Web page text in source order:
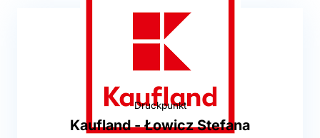
Druckpunkt
Kaufland - Łowicz Stefana